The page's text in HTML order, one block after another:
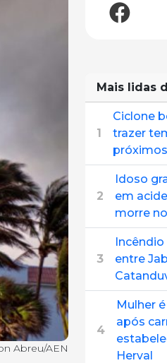
Abreu/AEN
Mais lidas
1
Ciclone
trazer
2
Idoso
em
morre
3
entre
4
Mulher
após
Herval